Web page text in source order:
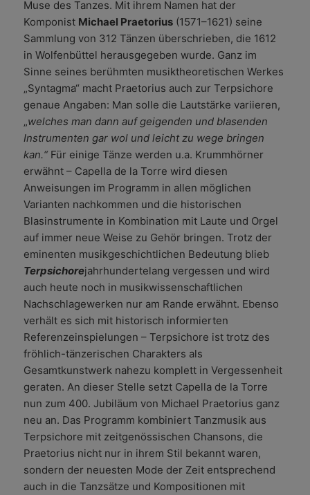
Muse des Tanzes. Mit ihrem Namen hat der
Komponist Michael Praetorius (1571–1621) seine
Sammlung von 312 Tänzen überschrieben, die 1612
in Wolfenbüttel herausgegeben wurde. Ganz im
Sinne seines berühmten musiktheoretischen Werkes
„Syntagma“ macht Praetorius auch zur Terpsichore
genaue Angaben: Man solle die Lautstärke variieren,
„welches man dann auf geigenden und blasenden
Instrumenten gar wol und leicht zu wege bringen
kan.“ Für einige Tänze werden u.a. Krummhörner
erwähnt – Capella de la Torre wird diesen
Anweisungen im Programm in allen möglichen
Varianten nachkommen und die historischen
Blasinstrumente in Kombination mit Laute und Orgel
auf immer neue Weise zu Gehör bringen. Trotz der
eminenten musikgeschichtlichen Bedeutung blieb
Terpsichorejahrhundertelang vergessen und wird
auch heute noch in musikwissenschaftlichen
Nachschlagewerken nur am Rande erwähnt. Ebenso
verhält es sich mit historisch informierten
Referenzeinspielungen – Terpsichore ist trotz des
fröhlich-tänzerischen Charakters als
Gesamtkunstwerk nahezu komplett in Vergessenheit
geraten. An dieser Stelle setzt Capella de la Torre
nun zum 400. Jubiläum von Michael Praetorius ganz
neu an. Das Programm kombiniert Tanzmusik aus
Terpsichore mit zeitgenössischen Chansons, die
Praetorius nicht nur in ihrem Stil bekannt waren,
sondern der neuesten Mode der Zeit entsprechend
auch in die Tanzsätze und Kompositionen mit